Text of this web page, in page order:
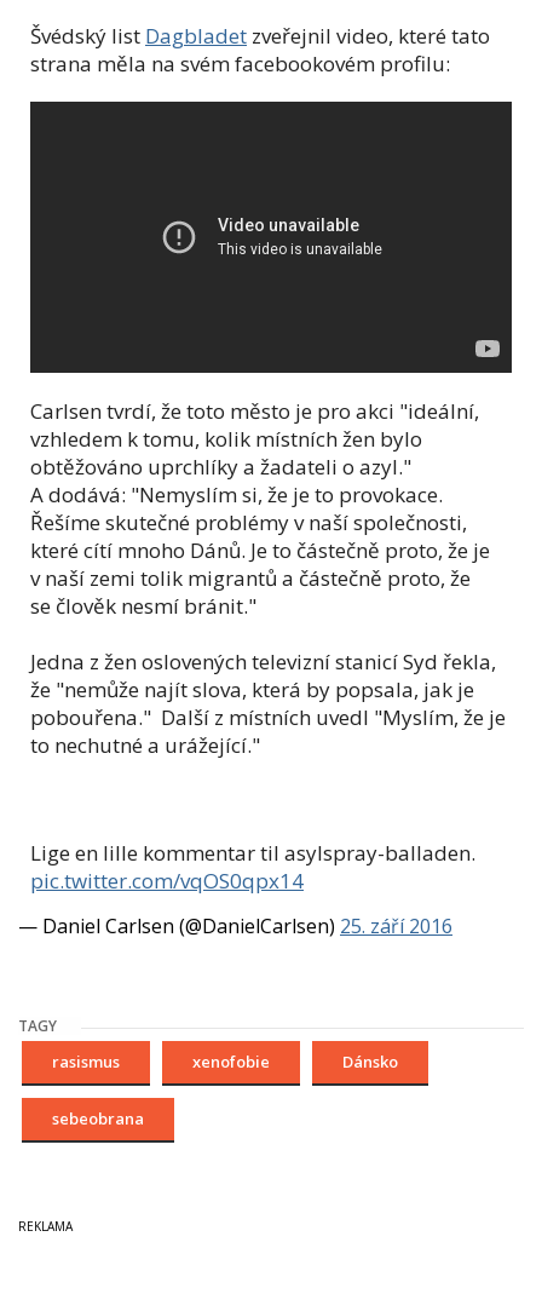
Švédský list Dagbladet zveřejnil video, které tato
strana měla na svém facebookovém profilu:
Carlsen tvrdí, že toto město je pro akci "ideální,
vzhledem k tomu, kolik místních žen bylo
obtěžováno uprchlíky a žadateli o azyl."
A dodává: "Nemyslím si, že je to provokace.
Řešíme skutečné problémy v naší společnosti,
které cítí mnoho Dánů. Je to částečně proto, že je
v naší zemi tolik migrantů a částečně proto, že
se člověk nesmí bránit."
Jedna z žen oslovených televizní stanicí Syd řekla,
že "nemůže najít slova, která by popsala, jak je
pobouřena." Další z místních uvedl "Myslím, že je
to nechutné a urážející."
Lige en lille kommentar til asylspray-balladen.
pic.twitter.com/vqOS0qpx14
— Daniel Carlsen (@DanielCarlsen) 25. září 2016
TAGY
rasismus xenofobie Dánsko
sebeobrana